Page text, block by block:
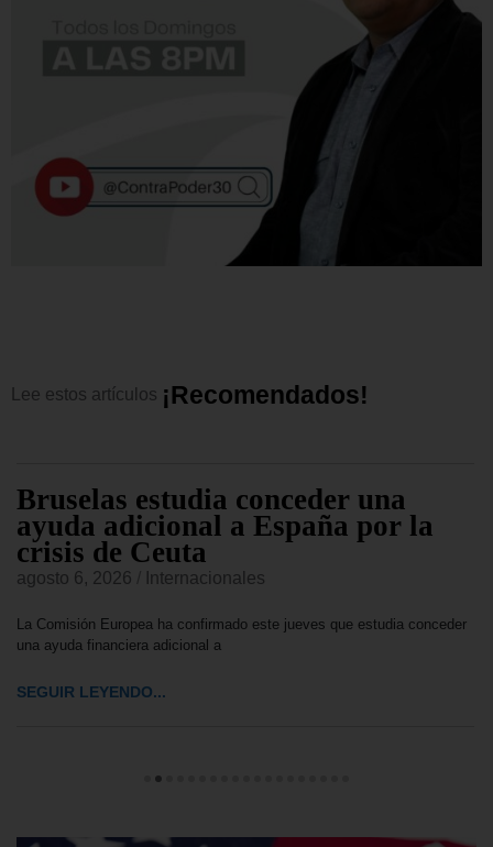
Lee estos artículos ¡Recomend ad os!
Bruselas estudia conceder una
ayuda adicional a España por la
crisis de Ceuta
agosto 6, 2026 Internacionales
La Comisión Europea ha confirmado este jueves que estudia conceder
una ayuda financiera adicional a
SEGUIR LEYENDO...